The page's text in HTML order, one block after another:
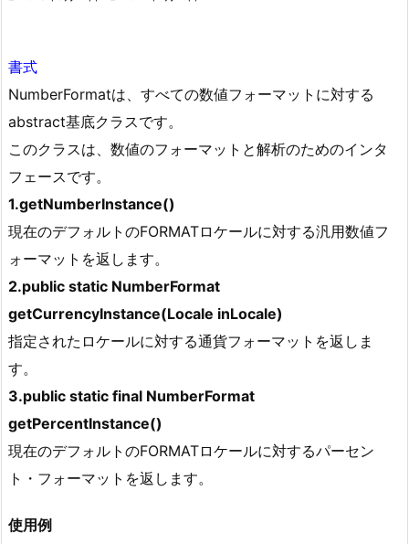
書式
NumberFormatは、すべての数値フォーマットに対する
abstract基底クラスです。
このクラスは、数値のフォーマットと解析のためのインタ
フェースです。
1.getNumberInstance()
現在のデフォルトのFORMATロケールに対する汎用数値フ
ォーマットを返します。
2.public static NumberFormat
getCurrencyInstance(Locale inLocale)
指定されたロケールに対する通貨フォーマットを返しま
す。
3.public static final NumberFormat
getPercentInstance()
現在のデフォルトのFORMATロケールに対するパーセン
ト・フォーマットを返します。
使用例